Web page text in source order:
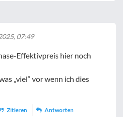
07:49
Effektivpreis hier noch
„viel“ vor wenn ich dies
Zitieren Antworten